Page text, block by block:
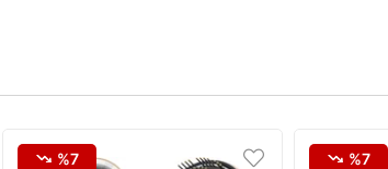
%7 %7